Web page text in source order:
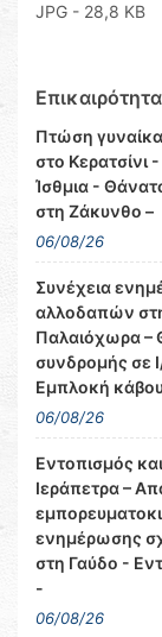
JPG - 28,8 KB
Επικαιρότητα
Πτώση
στο Κερατσίνι
Ίσθμια -
στη Ζάκυνθο –
06/08/26
Συνέχεια
αλλοδαπών
Παλαιόχωρα –
συνδρομής σε
Εμπλοκή
06/08/26
Εντοπισμός
Ιεράπετρα –
ενημέρωσης
στη Γαύδο -
-
06/08/26